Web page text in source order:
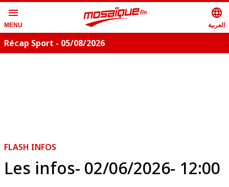
menu
MENU
language
العربية
Récap Sport - 05/08/2026
FLASH INFOS
Les infos- 02/06/2026- 12:00